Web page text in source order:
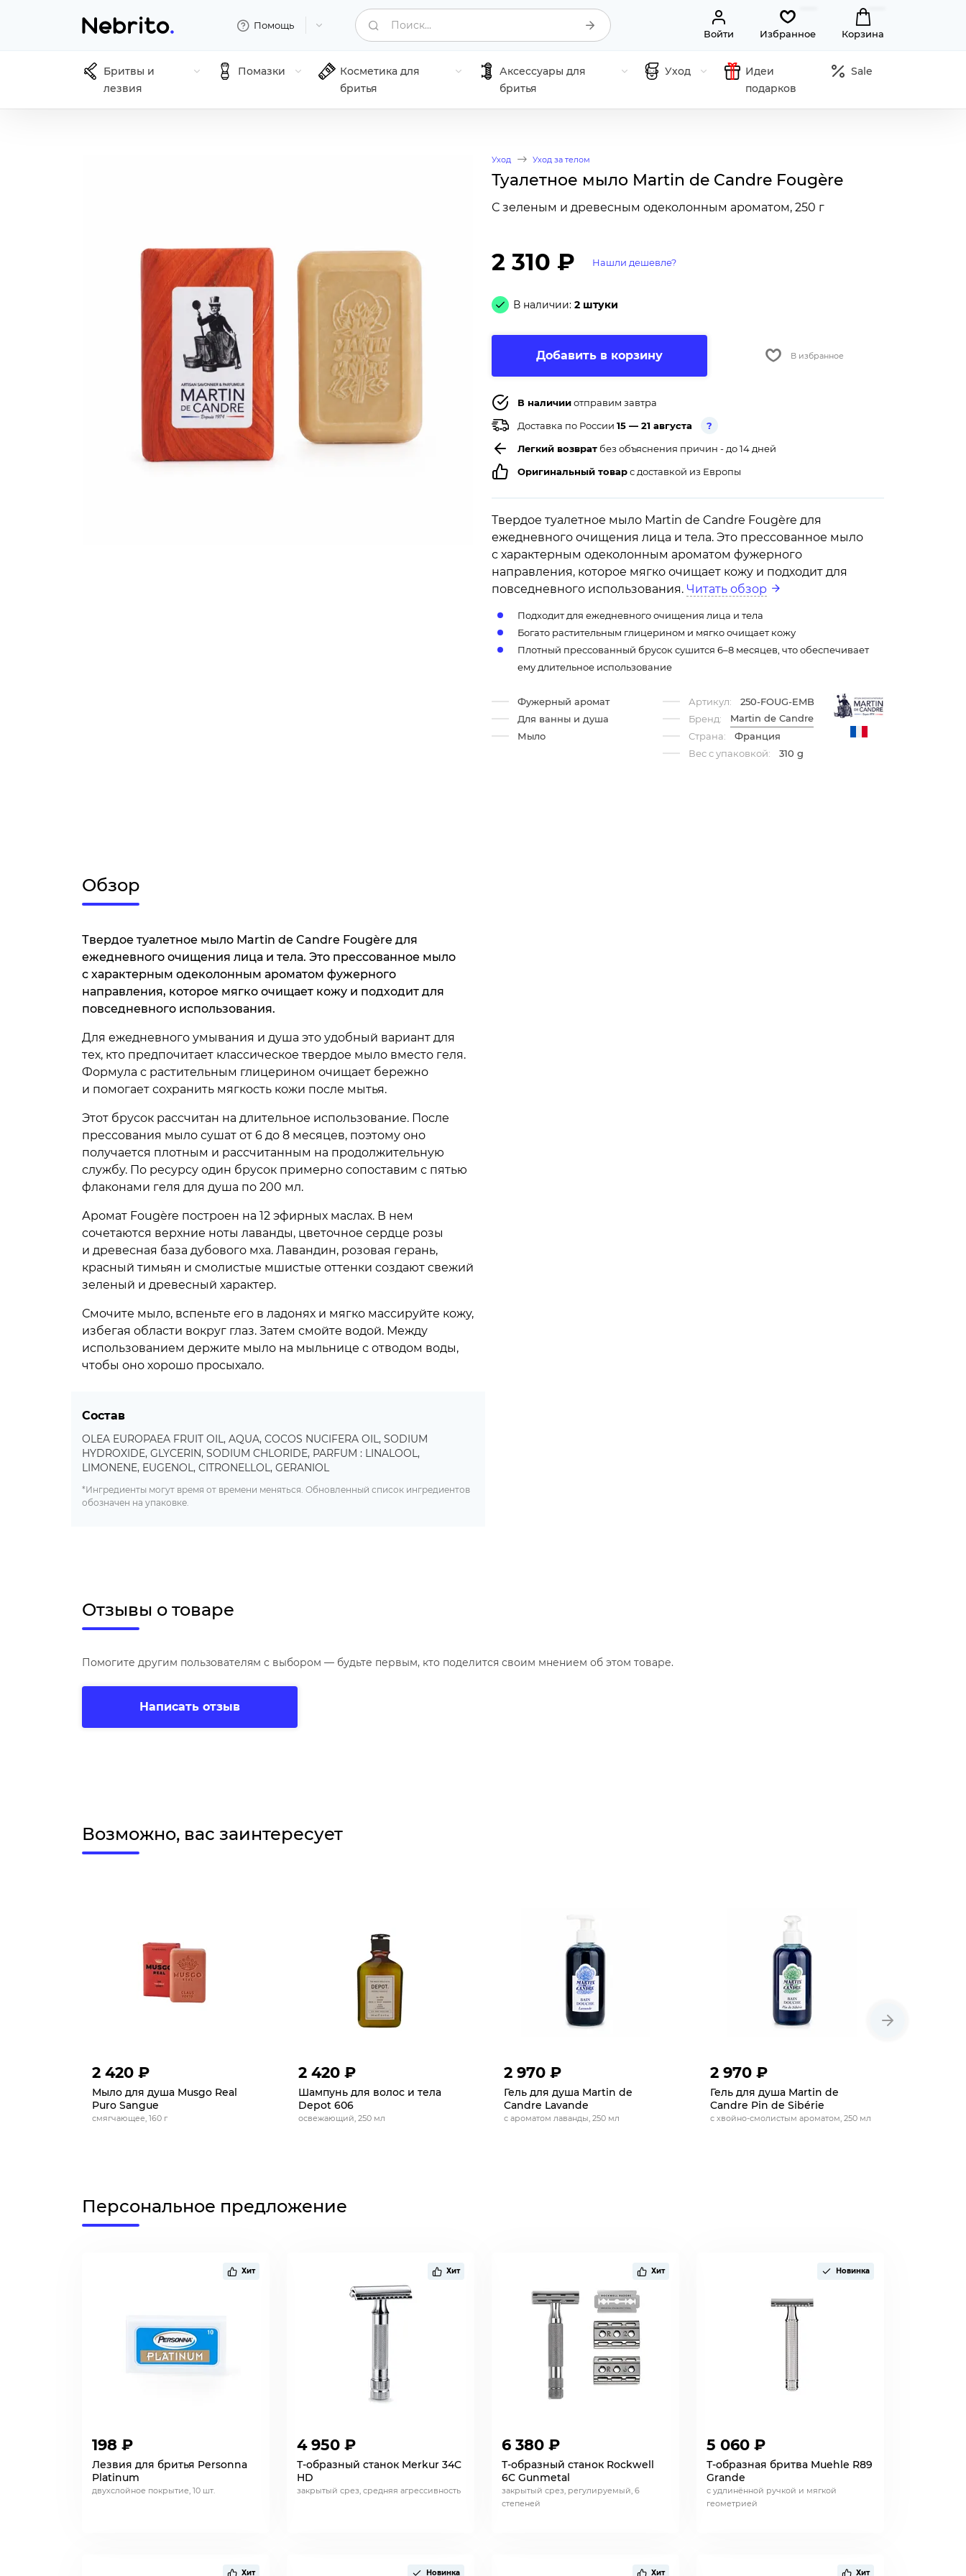
Помощь Поиск...
Войти Избранное Корзина
Бритвы и
лезвия
Помазки
Косметика для
бритья
Аксессуары для
бритья
Уход
Идеи
подарков
Sale
Уход Уход за телом
Туалетное мыло Martin de Candre Fougère
С зеленым и древесным одеколонным ароматом, 250 г
2 310 ₽ Нашли дешевле?
В наличии: 2 штуки
Добавить в корзину В избранное
В наличииотправим завтра
Доставка по России 15 — 21 августа
?
Легкий возврат без объяснения причин - до 14 дней
Оригинальный товарс доставкой из Европы
Твердое туалетное мыло Martin de Candre Fougère для
ежедневного очищения лица и тела. Это прессованное мыло
с характерным одеколонным ароматом фужерного
направления, которое мягко очищает кожу и подходит для
повседневного использования. Читать обзор
Подходит для ежедневного очищения лица и тела
Богато растительным глицерином и мягко очищает кожу
Плотный прессованный брусок сушится 6–8 месяцев, что обеспечивает
ему длительное использование
Фужерный аромат
Для ванны и душа
Мыло
Артикул:
250-FOUG-EMB
Бренд:
Martin de Candre
Страна:
Франция
Вес с упаковкой:
310 g
Обзор
Твердое туалетное мыло Martin de Candre Fougère для
ежедневного очищения лица и тела. Это прессованное мыло
с характерным одеколонным ароматом фужерного
направления, которое мягко очищает кожу и подходит для
повседневного использования.
Для ежедневного умывания и душа это удобный вариант для
тех, кто предпочитает классическое твердое мыло вместо геля.
Формула с растительным глицерином очищает бережно
и помогает сохранить мягкость кожи после мытья.
Этот брусок рассчитан на длительное использование. После
прессования мыло сушат от 6 до 8 месяцев, поэтому оно
получается плотным и рассчитанным на продолжительную
службу. По ресурсу один брусок примерно сопоставим с пятью
флаконами геля для душа по 200 мл.
Аромат Fougère построен на 12 эфирных маслах. В нем
сочетаются верхние ноты лаванды, цветочное сердце розы
и древесная база дубового мха. Лавандин, розовая герань,
красный тимьян и смолистые мшистые оттенки создают свежий
зеленый и древесный характер.
Смочите мыло, вспеньте его в ладонях и мягко массируйте кожу,
избегая области вокруг глаз. Затем смойте водой. Между
использованием держите мыло на мыльнице с отводом воды,
чтобы оно хорошо просыхало.
Состав
OLEA EUROPAEA FRUIT OIL, AQUA, COCOS NUCIFERA OIL, SODIUM
HYDROXIDE, GLYCERIN, SODIUM CHLORIDE, PARFUM : LINALOOL,
LIMONENE, EUGENOL, CITRONELLOL, GERANIOL
*Ингредиенты могут время от времени меняться. Обновленный список ингредиентов
обозначен на упаковке.
Отзывы о товаре
Помогите другим пользователям с выбором — будьте первым, кто поделится своим мнением об этом товаре.
Написать отзыв
Возможно, вас заинтересует
2 420 ₽
Мыло для душа Musgo Real
Puro Sangue
смягчающее, 160 г
2 420 ₽
Шампунь для волос и тела
Depot 606
освежающий, 250 мл
2 970 ₽
Гель для душа Martin de
Candre Lavande
с ароматом лаванды, 250 мл
2 970 ₽
Гель для душа Martin de
Candre Pin de Sibérie
с хвойно-смолистым ароматом, 250 мл
Персональное предложение
Хит
198 ₽
Лезвия для бритья Personna
Platinum
двухслойное покрытие, 10 шт.
Хит
4 950 ₽
Т-образный станок Merkur 34C
HD
закрытый срез, средняя агрессивность
Хит
6 380 ₽
Т-образный станок Rockwell
6C Gunmetal
закрытый срез, регулируемый, 6
степеней
Новинка
5 060 ₽
Т-образная бритва Muehle R89
Grande
с удлинённой ручкой и мягкой
геометрией
Хит Новинка Хит Хит